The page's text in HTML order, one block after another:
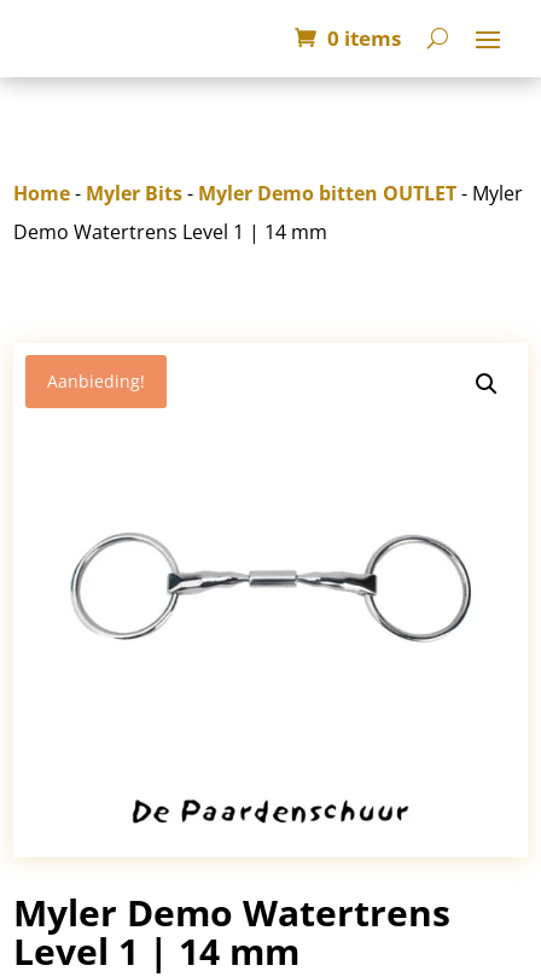
0 items
Home- Myler Bits- Myler Demo bitten OUTLET- Myler
Demo Watertrens Level 1 | 14 mm
Aanbieding!
Myler Demo Watertrens
Level 1 | 14 mm